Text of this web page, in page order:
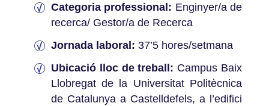
Categoria professional: Enginyer/a de
recerca/ Gestor/a de Recerca
Jornada laboral: 37’5 hores/setmana
Ubicació lloc de treball: Campus Baix
Llobregat de la Universitat Politècnica
de Catalunya a Castelldefels, a l’edifici